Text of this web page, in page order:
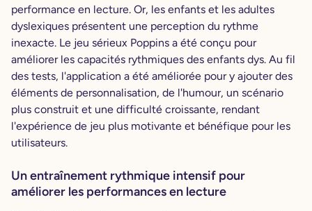
performance en lecture. Or, les enfants et les adultes
dyslexiques présentent une perception du rythme
inexacte. Le jeu sérieux Poppins a été conçu pour
améliorer les capacités rythmiques des enfants dys. Au fil
des tests, l'application a été améliorée pour y ajouter des
éléments de personnalisation, de l'humour, un scénario
plus construit et une difficulté croissante, rendant
l'expérience de jeu plus motivante et bénéfique pour les
utilisateurs.
Un entraînement rythmique intensif pour
améliorer les performances en lecture